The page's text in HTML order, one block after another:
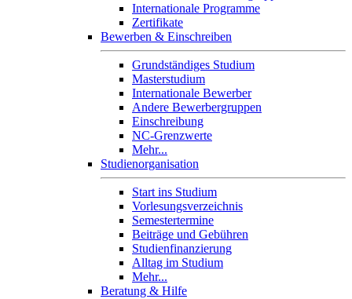
Internationale Programme
Zertifikate
Bewerben & Einschreiben
Grundständiges Studium
Masterstudium
Internationale Bewerber
Andere Bewerbergruppen
Einschreibung
NC-Grenzwerte
Mehr...
Studienorganisation
Start ins Studium
Vorlesungsverzeichnis
Semestertermine
Beiträge und Gebühren
Studienfinanzierung
Alltag im Studium
Mehr...
Beratung & Hilfe